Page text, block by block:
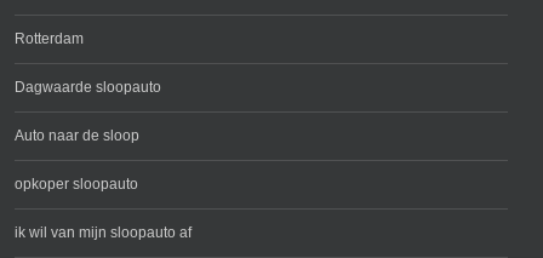
Rotterdam
Dagwaarde sloopauto
Auto naar de sloop
opkoper sloopauto
ik wil van mijn sloopauto af